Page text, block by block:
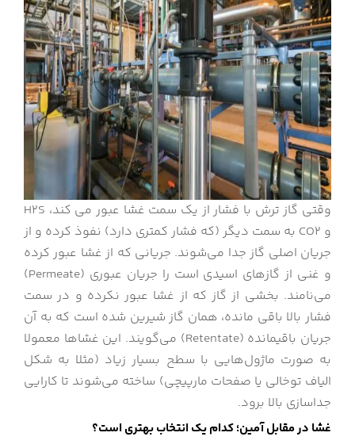
وقتی گاز ترش با فشار از یک سمت غشا عبور می کند، H2S
و CO2 به سمت دیگر (که فشار کمتری دارد) نفوذ کرده و از
جریان اصلی گاز جدا می‌شوند. جریانی که از غشا عبور کرده
و غنی از گازهای اسیدی است را جریان عبوری (Permeate)
می‌نامند. بخشی از گاز که از غشا عبور نکرده و در سمت
فشار بالا باقی مانده، همان گاز شیرین شده است که به آن
جریان باقیمانده (Retentate) می‌گویند. این غشاها معمولا
به صورت ماژول‌هایی با سطح بسیار زیاد (مثلا به شکل
الیاف توخالی یا صفحات مارپیچی) ساخته می‌شوند تا کارایی
جداسازی بالا برود.
غشا در مقابل آمین؛ کدام یک انتخاب بهتری است؟